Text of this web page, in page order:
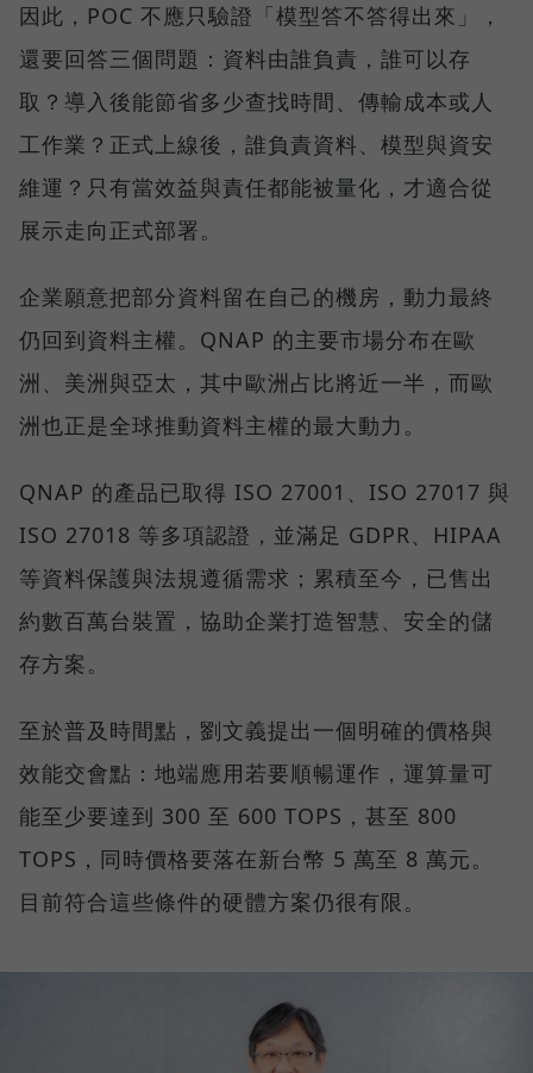
因此，POC 不應只驗證「模型答不答得出來」，
還要回答三個問題：資料由誰負責，誰可以存
取？導入後能節省多少查找時間、傳輸成本或人
工作業？正式上線後，誰負責資料、模型與資安
維運？只有當效益與責任都能被量化，才適合從
展示走向正式部署。
企業願意把部分資料留在自己的機房，動力最終
仍回到資料主權。QNAP 的主要市場分布在歐
洲、美洲與亞太，其中歐洲占比將近一半，而歐
洲也正是全球推動資料主權的最大動力。
QNAP 的產品已取得 ISO 27001、ISO 27017 與
ISO 27018 等多項認證，並滿足 GDPR、HIPAA
等資料保護與法規遵循需求；累積至今，已售出
約數百萬台裝置，協助企業打造智慧、安全的儲
存方案。
至於普及時間點，劉文義提出一個明確的價格與
效能交會點：地端應用若要順暢運作，運算量可
能至少要達到 300 至 600 TOPS，甚至 800
TOPS，同時價格要落在新台幣 5 萬至 8 萬元。
目前符合這些條件的硬體方案仍很有限。